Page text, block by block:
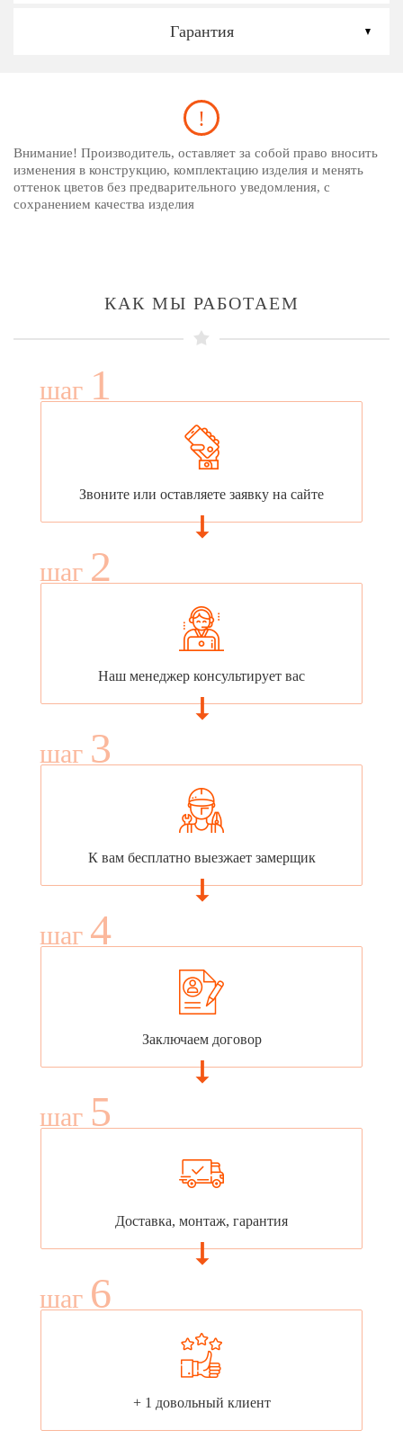
Гарантия
Внимание! Производитель, оставляет за собой право вносить
изменения в конструкцию, комплектацию изделия и менять
оттенок цветов без предварительного уведомления, с
сохранением качества изделия
КАК МЫ РАБОТАЕМ
шаг 1
Звоните или оставляете заявку на сайте
шаг 2
Наш менеджер консультирует вас
шаг 3
К вам бесплатно выезжает замерщик
шаг 4
Заключаем договор
шаг 5
Доставка, монтаж, гарантия
шаг 6
+ 1 довольный клиент